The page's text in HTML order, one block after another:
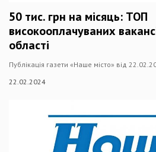
50 тис. грн на місяць: ТОП
високооплачуваних
області
Публікація газети «Наше місто» від
22.02.2024